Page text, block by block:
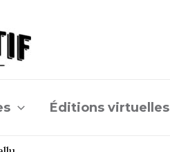
Éditions virtuelles